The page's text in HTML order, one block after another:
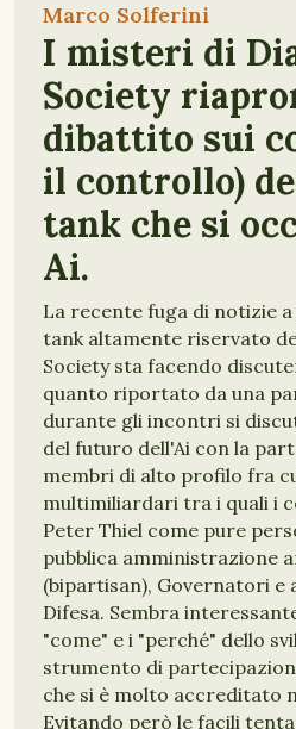
Marco Solferini
I misteri di
Society
dibattito sui
il controllo)
tank che si
Ai.
La recente fuga di notizie
tank altamente riservato
Society sta facendo
quanto riportato da una
durante gli incontri si
del futuro dell'Ai con la
membri di alto profilo fra
multimiliardari tra i quali i
Peter Thiel come pure
pubblica amministrazione
(bipartisan), Governatori e
Difesa. Sembra
"come" e i "perché" dello
strumento di
che si è molto accreditato
Evitando però le facili